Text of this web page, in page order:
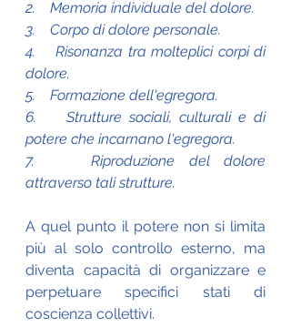
2.    Memoria individuale del dolore.
3.    Corpo di dolore personale.
4.    Risonanza tra molteplici corpi di
dolore.
5.    Formazione dell'egregora.
6.    Strutture sociali, culturali e di
potere che incarnano l'egregora.
7.    Riproduzione del dolore
attraverso tali strutture.
A quel punto il potere non si limita
più al solo controllo esterno, ma
diventa capacità di organizzare e
perpetuare specifici stati di
coscienza collettivi.